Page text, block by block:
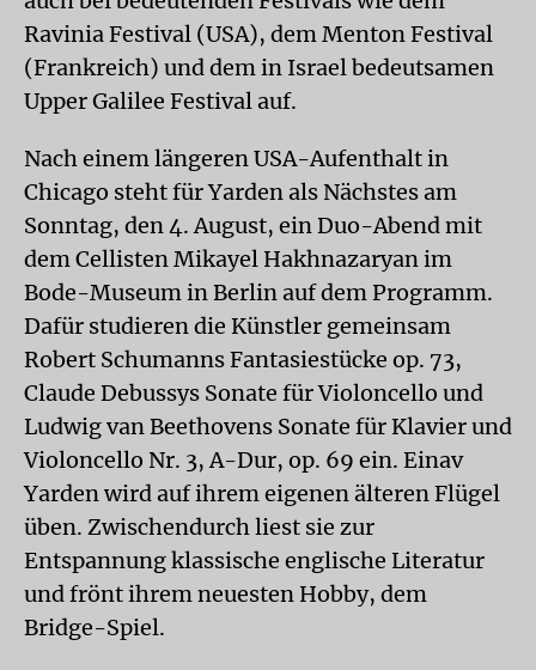
Ravinia Festival (USA), dem Menton Festival
(Frankreich) und dem in Israel bedeutsamen
Upper Galilee Festival auf.
Nach einem längeren USA-Aufenthalt in
Chicago steht für Yarden als Nächstes am
Sonntag, den 4. August, ein Duo-Abend mit
dem Cellisten Mikayel Hakhnazaryan im
Bode-Museum in Berlin auf dem Programm.
Dafür studieren die Künstler gemeinsam
Robert Schumanns Fantasiestücke op. 73,
Claude Debussys Sonate für Violoncello und
Ludwig van Beethovens Sonate für Klavier und
Violoncello Nr. 3, A-Dur, op. 69 ein. Einav
Yarden wird auf ihrem eigenen älteren Flügel
üben. Zwischendurch liest sie zur
Entspannung klassische englische Literatur
und frönt ihrem neuesten Hobby, dem
Bridge-Spiel.